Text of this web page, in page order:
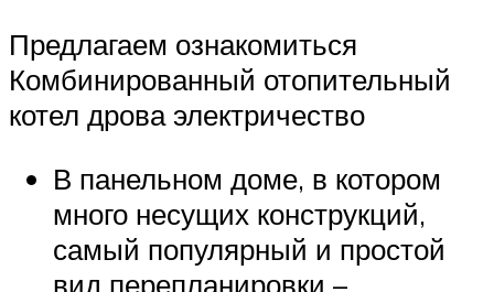
Предлагаем ознакомиться
Комбинированный отопительный
котел дрова электричество
В панельном доме, в котором
много несущих конструкций,
самый популярный и простой
вид перепланировки –